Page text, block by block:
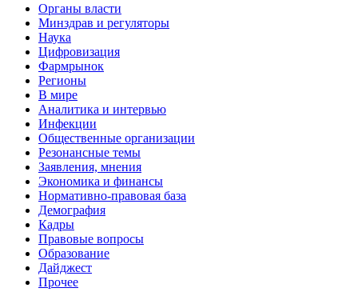
Органы власти
Минздрав и регуляторы
Наука
Цифровизация
Фармрынок
Регионы
В мире
Аналитика и интервью
Инфекции
Общественные организации
Резонансные темы
Заявления, мнения
Экономика и финансы
Нормативно-правовая база
Демография
Кадры
Правовые вопросы
Образование
Дайджест
Прочее